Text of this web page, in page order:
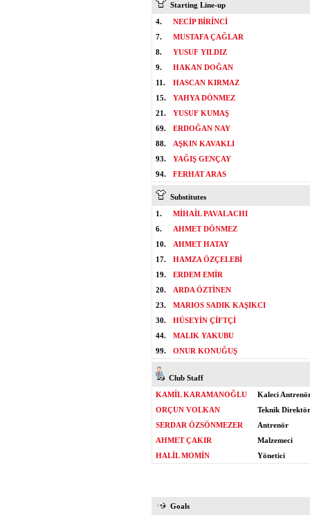
Starting Line-up
4.
NECİP BİRİNCİ
7.
MUSTAFA ÇAĞLAR
8.
YUSUF YILDIZ
9.
HAKAN DOĞAN
11.
HASCAN KIRMAZ
15.
YAHYA DÖNMEZ
21.
YUSUF KUMAŞ
69.
ERDOĞAN NAY
88.
AŞKIN KAVAKLI
93.
YAĞIŞ GENÇAY
94.
FERHAT ARAS
Substitutes
1.
MİHAİL PAVALACHI
6.
AHMET DÖNMEZ
10.
AHMET HATAY
17.
HAMZA ÖZÇELEBİ
19.
ERDEM EMİR
20.
ARDA ÖZTİNEN
23.
MARIOS SADIK KAŞIKCI
30.
HÜSEYİN ÇİFTÇİ
44.
MALIK YAKUBU
99.
ONUR KONUĞUŞ
Club Staff
KAMİL KARAMANOĞLU
Kaleci
ORÇUN VOLKAN
Teknik Direktör
SERDAR ÖZSÖNMEZER
Antrenör
AHMET ÇAKIR
Malzemeci
HALİL MOMİN
Yönetici
Goals